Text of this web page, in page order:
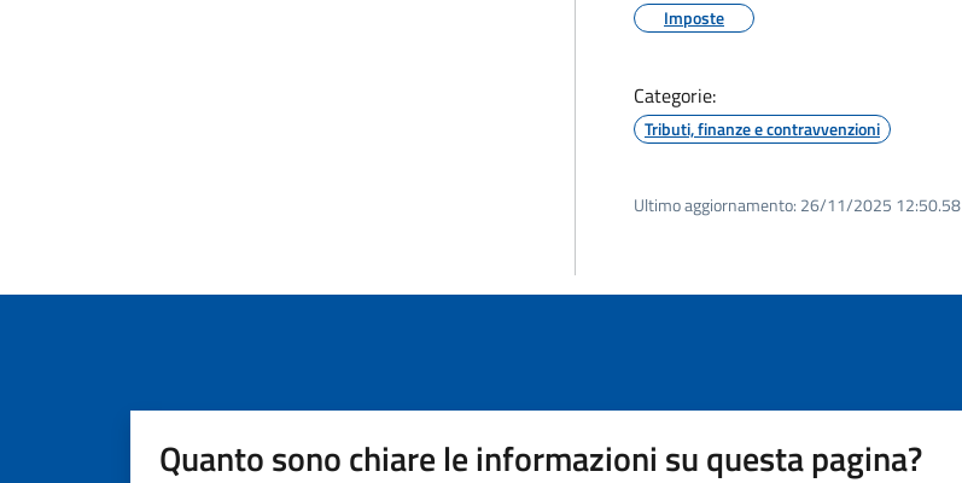
Imposte
Categorie:
Tributi, finanze e contravvenzioni
Ultimo aggiornamento: 26/11/2025 12:50.58
Quanto sono chiare le informazioni su questa pagina?